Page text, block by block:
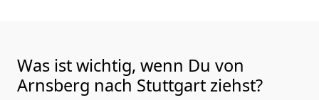
Was ist wichtig, wenn Du von
Arnsberg nach Stuttgart ziehst?